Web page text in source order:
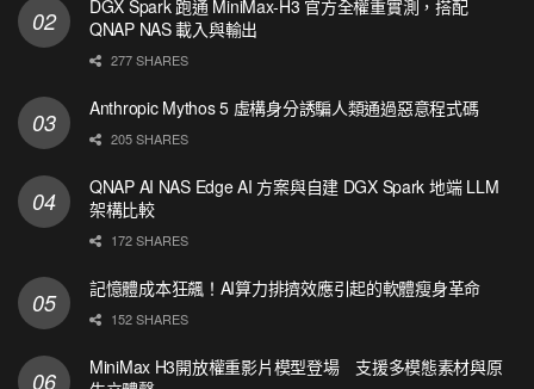
DGX Spark 跑通 MiniMax-H3 官方全權重實測，搭配
QNAP NAS 載入與輸出
277 SHARES
Anthropic Mythos 5 虛構身分誘騙人類通過惡意程式碼
205 SHARES
QNAP AI NAS Edge AI 方案與自建 DGX Spark 地端 LLM
架構比較
172 SHARES
記憶體成本狂飆！AI算力排擠效應引起的軟體瘦身革命
152 SHARES
MiniMax H3開放權重影片模型登場 支援多模態素材與原